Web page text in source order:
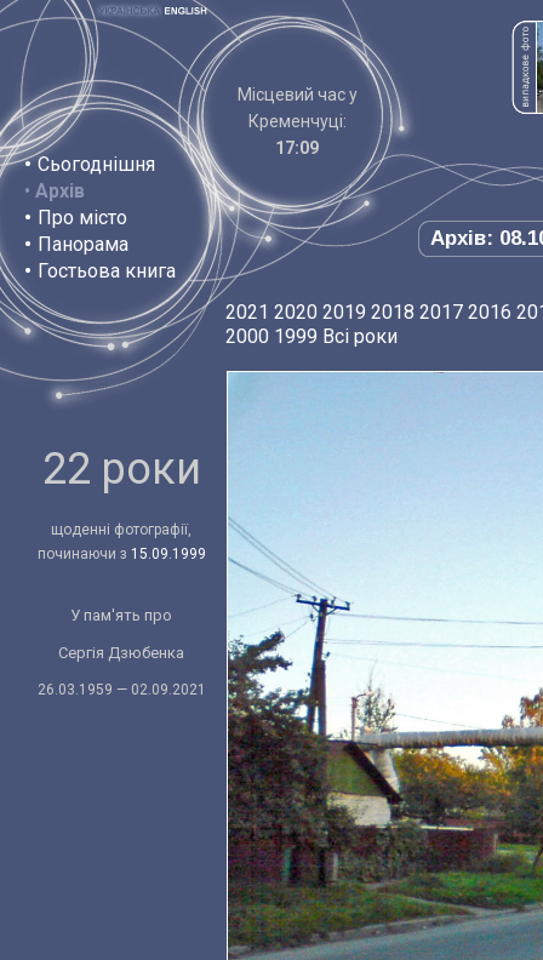
• Сьогоднішня
• Архів
• Про місто
• Панорама
• Гостьова книга
Місцевий час у
Кременчуці:
17:09
Архів:
22 роки
щоденні фотографії,
починаючи з 15.09.1999
У пам'ять про
Сергія Дзюбенка
26.03.1959 — 02.09.2021
2021 2020 2019 2018 2017 2016
2000 1999 Всі роки